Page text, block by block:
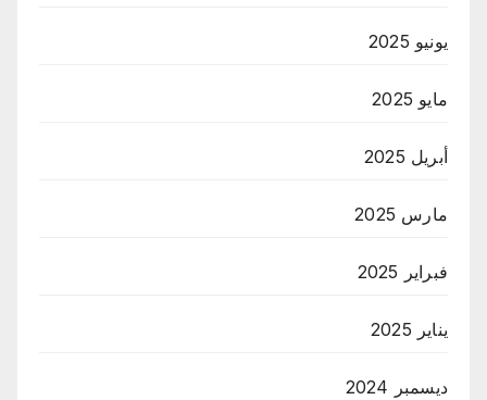
يونيو 2025
مايو 2025
أبريل 2025
مارس 2025
فبراير 2025
يناير 2025
ديسمبر 2024